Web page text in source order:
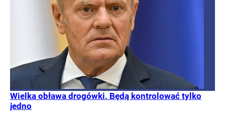
Wielka obława drogówki. Będą kontrolować tylko
jedno